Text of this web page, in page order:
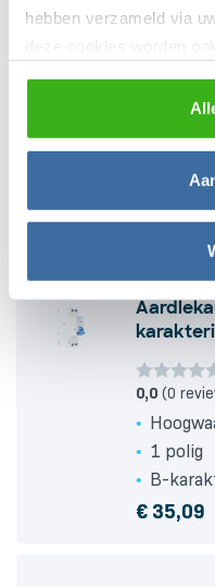
hebben verzameld via
locatiegegevens,
deze gegevens en dit
€
(0
€38,72
0,0 (0
1 polig
B-
€ 35,09